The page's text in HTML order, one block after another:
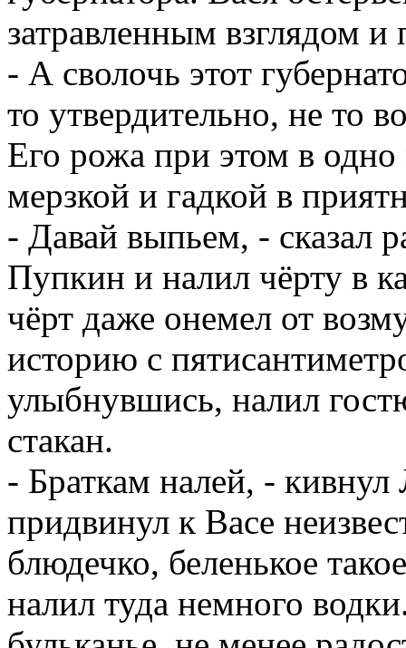
затравленным взглядом
- А сволочь этот
то утвердительно, не то
Его рожа при этом в одно
мерзкой и гадкой в
- Давай выпьем, - сказал
Пупкин и налил чёрту в
чёрт даже онемел от
историю с
улыбнувшись, налил
стакан.
- Браткам налей, -
придвинул к Васе
блюдечко, беленькое
налил туда немного